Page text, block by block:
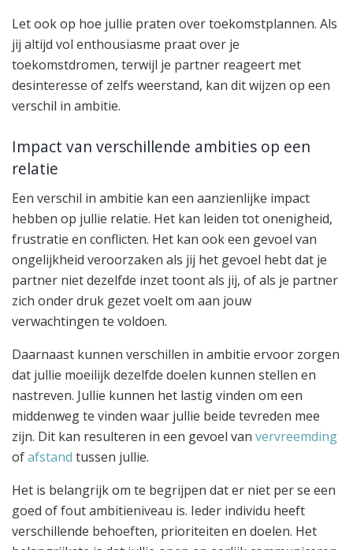
Let ook op hoe jullie praten over toekomstplannen. Als
jij altijd vol enthousiasme praat over je
toekomstdromen, terwijl je partner reageert met
desinteresse of zelfs weerstand, kan dit wijzen op een
verschil in ambitie.
Impact van verschillende ambities op een
relatie
Een verschil in ambitie kan een aanzienlijke impact
hebben op jullie relatie. Het kan leiden tot onenigheid,
frustratie en conflicten. Het kan ook een gevoel van
ongelijkheid veroorzaken als jij het gevoel hebt dat je
partner niet dezelfde inzet toont als jij, of als je partner
zich onder druk gezet voelt om aan jouw
verwachtingen te voldoen.
Daarnaast kunnen verschillen in ambitie ervoor zorgen
dat jullie moeilijk dezelfde doelen kunnen stellen en
nastreven. Jullie kunnen het lastig vinden om een
middenweg te vinden waar jullie beide tevreden mee
zijn. Dit kan resulteren in een gevoel van vervreemding
ofafstand tussen jullie.
Het is belangrijk om te begrijpen dat er niet per se een
goed of fout ambitieniveau is. Ieder individu heeft
verschillende behoeften, prioriteiten en doelen. Het